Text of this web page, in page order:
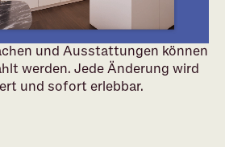
und Ausstattungen können
werden. Jede Änderung wird
und sofort erlebbar.